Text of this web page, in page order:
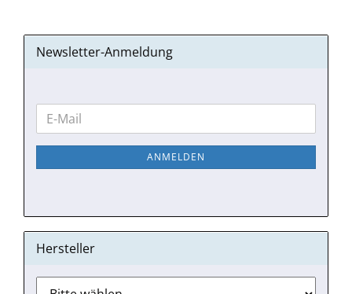
Newsletter-Anmeldung
WEITER
ZUR
NEWSLETTER-
E-
Mail
ANMELDEN
Hersteller